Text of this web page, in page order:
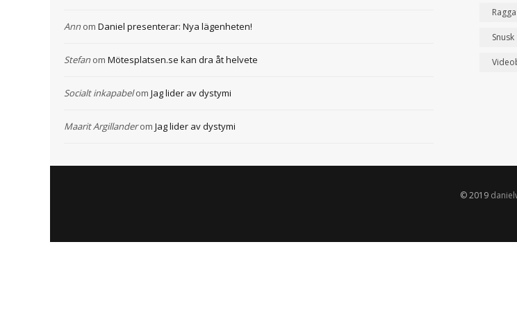
Ann om Daniel presenterar: Nya lägenheten!
Stefan om Mötesplatsen.se kan dra åt helvete
Socialt inkapabelom Jag lider av dystymi
Maarit Argillanderom Jag lider av dystymi
Ragga
Snusk
© 2019